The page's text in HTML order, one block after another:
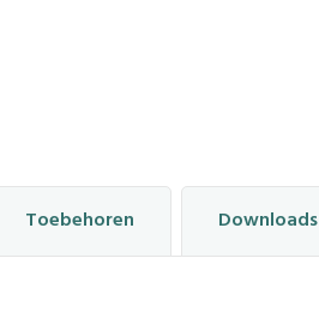
Toebehoren Downloads